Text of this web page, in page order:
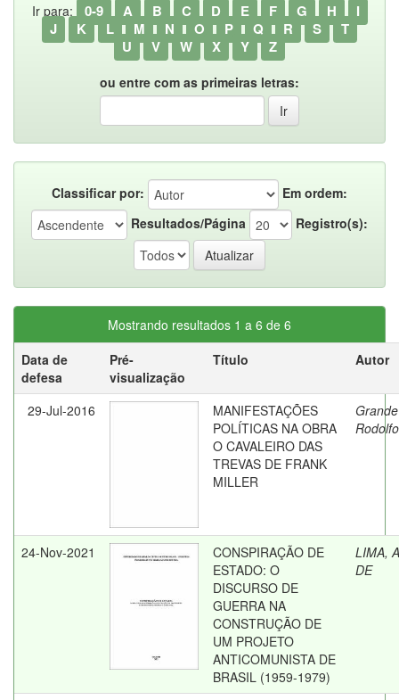
Ir para: 0-9 A B C D E F G H
I
J
K L M N O P Q R S
T
U
V W X Y Z
ou entre com as primeiras letras:
Classificar por:
Em ordem:
Resultados/Página
Registro(s):
Mostrando resultados 1 a 6 de 6
Data de
defesa
Pré-
visualização
Título Autor
29-Jul-2016
MANIFESTAÇÕES
POLÍTICAS NA OBRA
O CAVALEIRO DAS
TREVAS DE FRANK
MILLER
Rodolfo
24-Nov-2021
CONSPIRAÇÃO DE
ESTADO: O
DISCURSO DE
GUERRA NA
CONSTRUÇÃO DE
UM PROJETO
ANTICOMUNISTA DE
BRASIL (1959-1979)
LIMA,
DE